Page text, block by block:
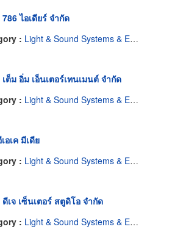
ไอเดียร์ จำกัด
: Light & Sound Systems & Equipment-Renting
ต็ม อิ่ม เอ็นเตอร์เทนเมนต์ จำกัด
: Light & Sound Systems & Equipment-Renting
อเค มีเดีย
: Light & Sound Systems & Equipment-Renting
เจ เซ็นเตอร์ สตูดิโอ จำกัด
: Light & Sound Systems & Equipment-Renting